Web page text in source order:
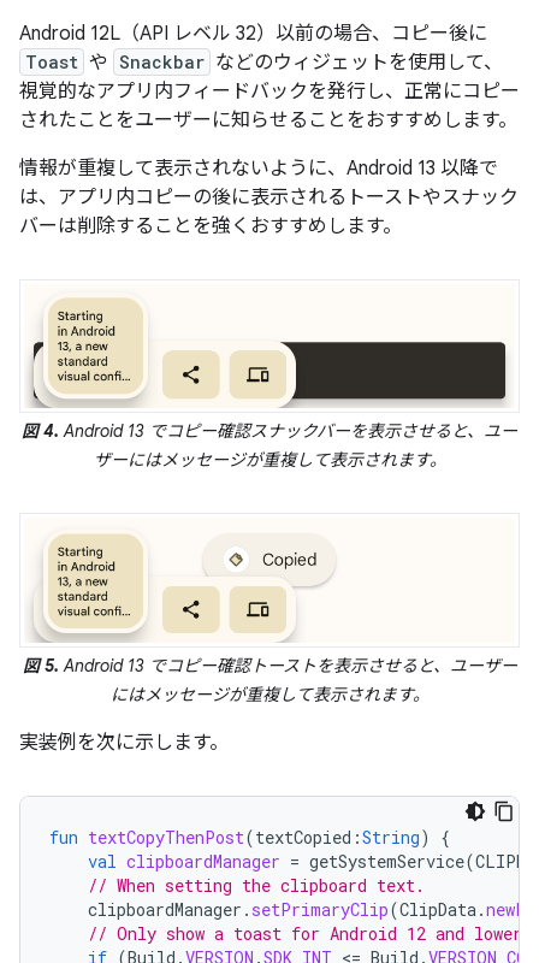
Android 12L（API レベル 32）以前の場合、コピー後に
Toast や Snackbar などのウィジェットを使用して、
視覚的なアプリ内フィードバックを発行し、正常にコピー
されたことをユーザーに知らせることをおすすめします。
情報が重複して表示されないように、Android 13 以降で
は、アプリ内コピーの後に表示されるトーストやスナック
バーは削除することを強くおすすめします。
図 4. Android 13 でコピー確認スナックバーを表示させると、ユー
ザーにはメッセージが重複して表示されます。
図 5. Android 13 でコピー確認トーストを表示させると、ユーザー
にはメッセージが重複して表示されます。
実装例を次に示します。
fun textCopyThenPost(textCopied :String)
{
val clipboardManager = getSystemService(
// When setting the clipboard text.
clipboardManager . setPrimaryClip(ClipData.
// Only show a toast for Android 12 and lower.
if (Build .VERSION .SDK_INT <= Build .